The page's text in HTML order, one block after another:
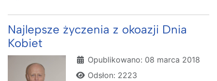
Najlepsze życzenia z okoazji Dnia
Kobiet
Szczegóły
Opublikowano: 08 marca 2018
Odsłon: 2223